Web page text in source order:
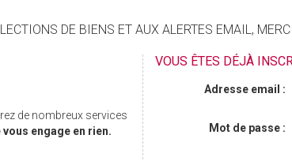
DE BIENS ET AUX ALERTES EMAIL,
de nombreux services
engage en rien.
VOUS ÊTES DÉJÀ
Adresse email :
Mot de passe :